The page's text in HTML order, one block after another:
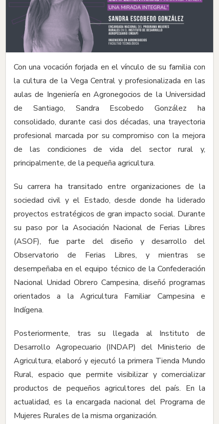
Con una vocación forjada en el vínculo de su familia con
la cultura de la Vega Central y profesionalizada en las
aulas de Ingeniería en Agronegocios de la Universidad
de Santiago, Sandra Escobedo González ha
consolidado, durante casi dos décadas, una trayectoria
profesional marcada por su compromiso con la mejora
de las condiciones de vida del sector rural y,
principalmente, de la pequeña agricultura.
Su carrera ha transitado entre organizaciones de la
sociedad civil y el Estado, desde donde ha liderado
proyectos estratégicos de gran impacto social. Durante
su paso por la Asociación Nacional de Ferias Libres
(ASOF), fue parte del diseño y desarrollo del
Observatorio de Ferias Libres, y mientras se
desempeñaba en el equipo técnico de la Confederación
Nacional Unidad Obrero Campesina, diseñó programas
orientados a la Agricultura Familiar Campesina e
Indígena.
Posteriormente, tras su llegada al Instituto de
Desarrollo Agropecuario (INDAP) del Ministerio de
Agricultura, elaboró y ejecutó la primera Tienda Mundo
Rural, espacio que permite visibilizar y comercializar
productos de pequeños agricultores del país. En la
actualidad, es la encargada nacional del Programa de
Mujeres Rurales de la misma organización.